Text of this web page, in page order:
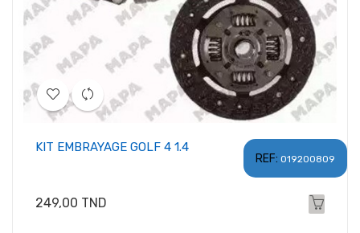
REF: 019200809
KIT EMBRAYAGE GOLF 4 1.4
Prix
249,00 TND